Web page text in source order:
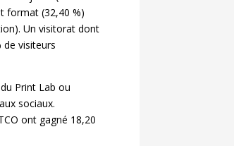
format (32,40 %)
Un visitorat dont
de visiteurs
Print Lab ou
sociaux.
ont gagné 18,20